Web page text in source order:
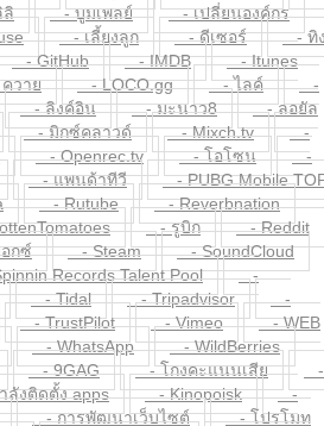
- บูมเพลย์
- เปลี่ยนองค์กร
- เลี้ยงลูก - ดีเซอร์
- ทิ
- GitHub - IMDB
- Itunes
วาย - LOCO.gg - ไลค์
-
- ลิงค์อิน - มะนาว8
- ลอยัล
- มิกซ์คลาวด์ - Mixch.tv
-
- Openrec.tv - โอโซน
-
- แพนด้าทีวี
- PUBG Mobile
- Rutube
- Reverbnation
- รูบิก
- Reddit
กซ์ - Steam
- SoundCloud
Records Talent Pool
-
- Tidal - Tripadvisor
-
- TrustPilot - Vimeo
- WEB
- WhatsApp
- WildBerries
- 9GAG - โกงคะแนนเสีย
-
งติดตั้ง apps - Kinopoisk
-
- การพัฒนาเว็บไซต์
- โปรโมท